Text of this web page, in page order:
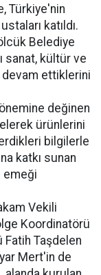
Türkiye'nin
katıldı.
Belediye
sanat, kültür ve
ettiklerini
değinen
ürünlerini
bilgilerle
katkı sunan
emeği
Vekili
Koordinatörü
Fatih Taşdelen
Mert'in de